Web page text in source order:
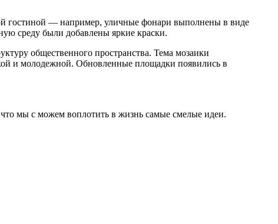
гостиной — например, уличные фонари выполнены в виде
среду были добавлены яркие краски.
общественного пространства. Тема мозаики
и молодежной. Обновленные площадки появились в
что мы с можем воплотить в жизнь самые смелые идеи.